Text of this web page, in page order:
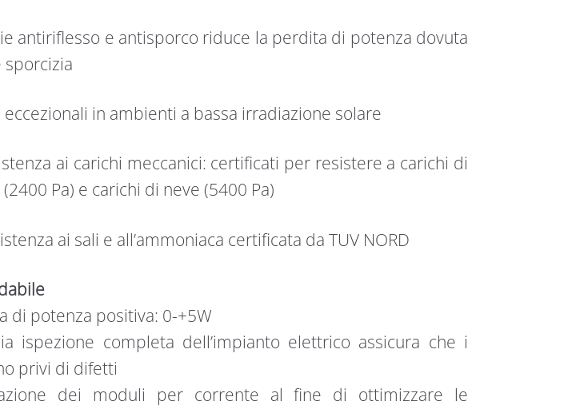
antiriflesso e antisporco riduce la perdita di potenza dovuta
sporcizia
eccezionali in ambienti a bassa irradiazione solare
ai carichi meccanici: certificati per resistere a carichi di
Pa) e carichi di neve (5400 Pa)
ai sali e all’ammoniaca certificata da TUV NORD
di potenza positiva: 0-+5W
ispezione completa dell’impianto elettrico assicura che i
privi di difetti
dei moduli per corrente al fine di ottimizzare le